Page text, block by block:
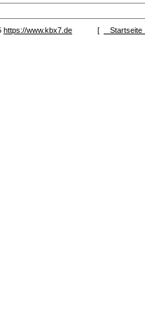
https://www.kbx7.de [ Startseite